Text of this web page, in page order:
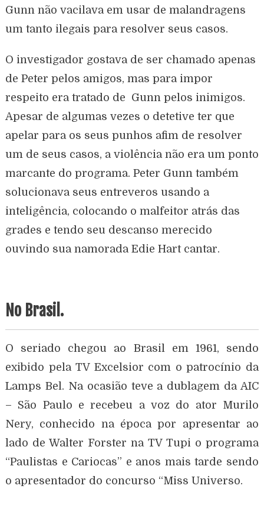
Gunn não vacilava em usar de malandragens
um tanto ilegais para resolver seus casos.
O investigador gostava de ser chamado apenas
de Peter pelos amigos, mas para impor
respeito era tratado de Gunn pelos inimigos.
Apesar de algumas vezes o detetive ter que
apelar para os seus punhos afim de resolver
um de seus casos, a violência não era um ponto
marcante do programa. Peter Gunn também
solucionava seus entreveros usando a
inteligência, colocando o malfeitor atrás das
grades e tendo seu descanso merecido
ouvindo sua namorada Edie Hart cantar.
No Brasil.
O seriado chegou ao Brasil em 1961, sendo
exibido pela TV Excelsior com o patrocínio da
Lamps Bel. Na ocasião teve a dublagem da AIC
– São Paulo e recebeu a voz do ator Murilo
Nery, conhecido na época por apresentar ao
lado de Walter Forster na TV Tupi o programa
“Paulistas e Cariocas” e anos mais tarde sendo
o apresentador do concurso “Miss Universo.